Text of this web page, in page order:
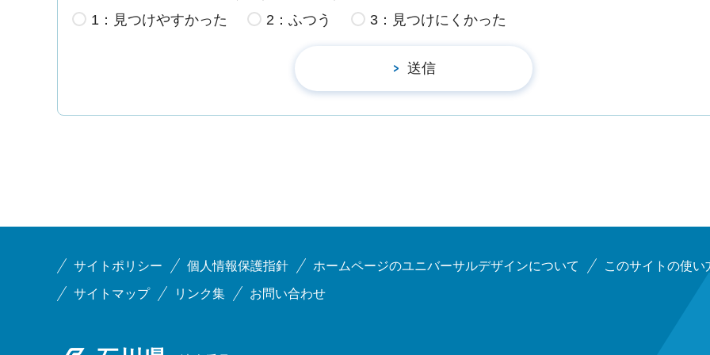
1：見つけやすかった
2：ふつう 3：見つけにくかった
サイトポリシー 個人情報保護指針 ホームページのユニバーサルデザインについて このサイトの使い
サイトマップ リンク集 お問い合わせ